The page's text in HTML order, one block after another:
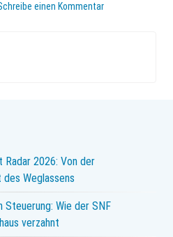
einen Kommentar
Radar 2026: Von der
Weglassens
Wie der SNF
verzahnt